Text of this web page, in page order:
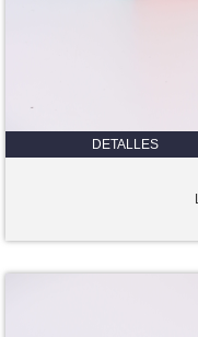
DETALLES